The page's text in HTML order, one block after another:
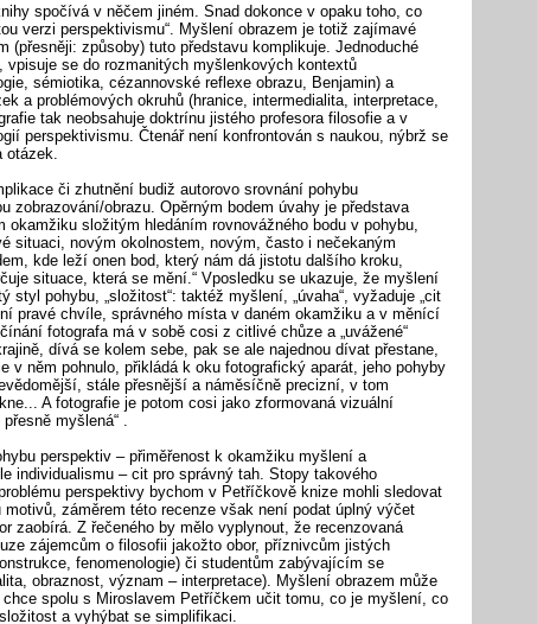
spočívá v něčem jiném. Snad dokonce v opaku toho, co
verzi perspektivismu“. Myšlení obrazem je totiž zajímavé
(přesněji: způsoby) tuto představu komplikuje. Jednoduché
se do rozmanitých myšlenkových kontextů
sémiotika, cézannovské reflexe obrazu, Benjamin) a
a problémových okruhů (hranice, intermedialita, interpretace,
tak neobsahuje doktrínu jistého profesora filosofie a v
perspektivismu. Čtenář není konfrontován s naukou, nýbrž se
či zhutnění budiž autorovo srovnání pohybu
zobrazování/obrazu. Opěrným bodem úvahy je představa
okamžiku složitým hledáním rovnovážného bodu v pohybu,
situaci, novým okolnostem, novým, často i nečekaným
kde leží onen bod, který nám dá jistotu dalšího kroku,
situace, která se mění.“ Vposledku se ukazuje, že myšlení
styl pohybu, „složitost“: taktéž myšlení, „úvaha“, vyžaduje „cit
pravé chvíle, správného místa v daném okamžiku a v měnící
fotografa má v sobě cosi z citlivé chůze a „uvážené“
dívá se kolem sebe, pak se ale najednou dívat přestane,
v něm pohnulo, přikládá k oku fotografický aparát, jeho pohyby
stále přesnější a náměsíčně precizní, v tom
A fotografie je potom cosi jako zformovaná vizuální
myšlená“ .
perspektiv – přiměřenost k okamžiku myšlení a
individualismu – cit pro správný tah. Stopy takového
perspektivy bychom v Petříčkově knize mohli sledovat
záměrem této recenze však není podat úplný výčet
zaobírá. Z řečeného by mělo vyplynout, že recenzovaná
zájemcům o filosofii jakožto obor, příznivcům jistých
fenomenologie) či studentům zabývajícím se
obraznost, význam – interpretace). Myšlení obrazem může
spolu s Miroslavem Petříčkem učit tomu, co je myšlení, co
a vyhýbat se simplifikaci.